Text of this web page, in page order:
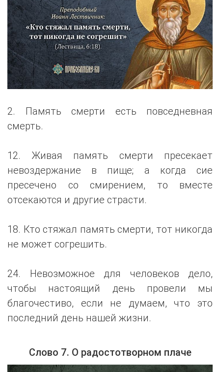
2. Память смерти есть повседневная
смерть.
12. Живая память смерти пресекает
невоздержание в пище; а когда сие
пресечено со смирением, то вместе
отсекаются и другие страсти.
18. Кто стяжал память смерти, тот никогда
не может согрешить.
24. Невозможное для человеков дело,
чтобы настоящий день провели мы
благочестиво, если не думаем, что это
последний день нашей жизни.
Слово 7. О радостотворном плаче